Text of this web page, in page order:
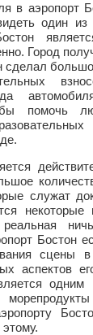
в аэропорт
один из
Город
сделал
помочь
служат
Бостон
сцены
аспектов